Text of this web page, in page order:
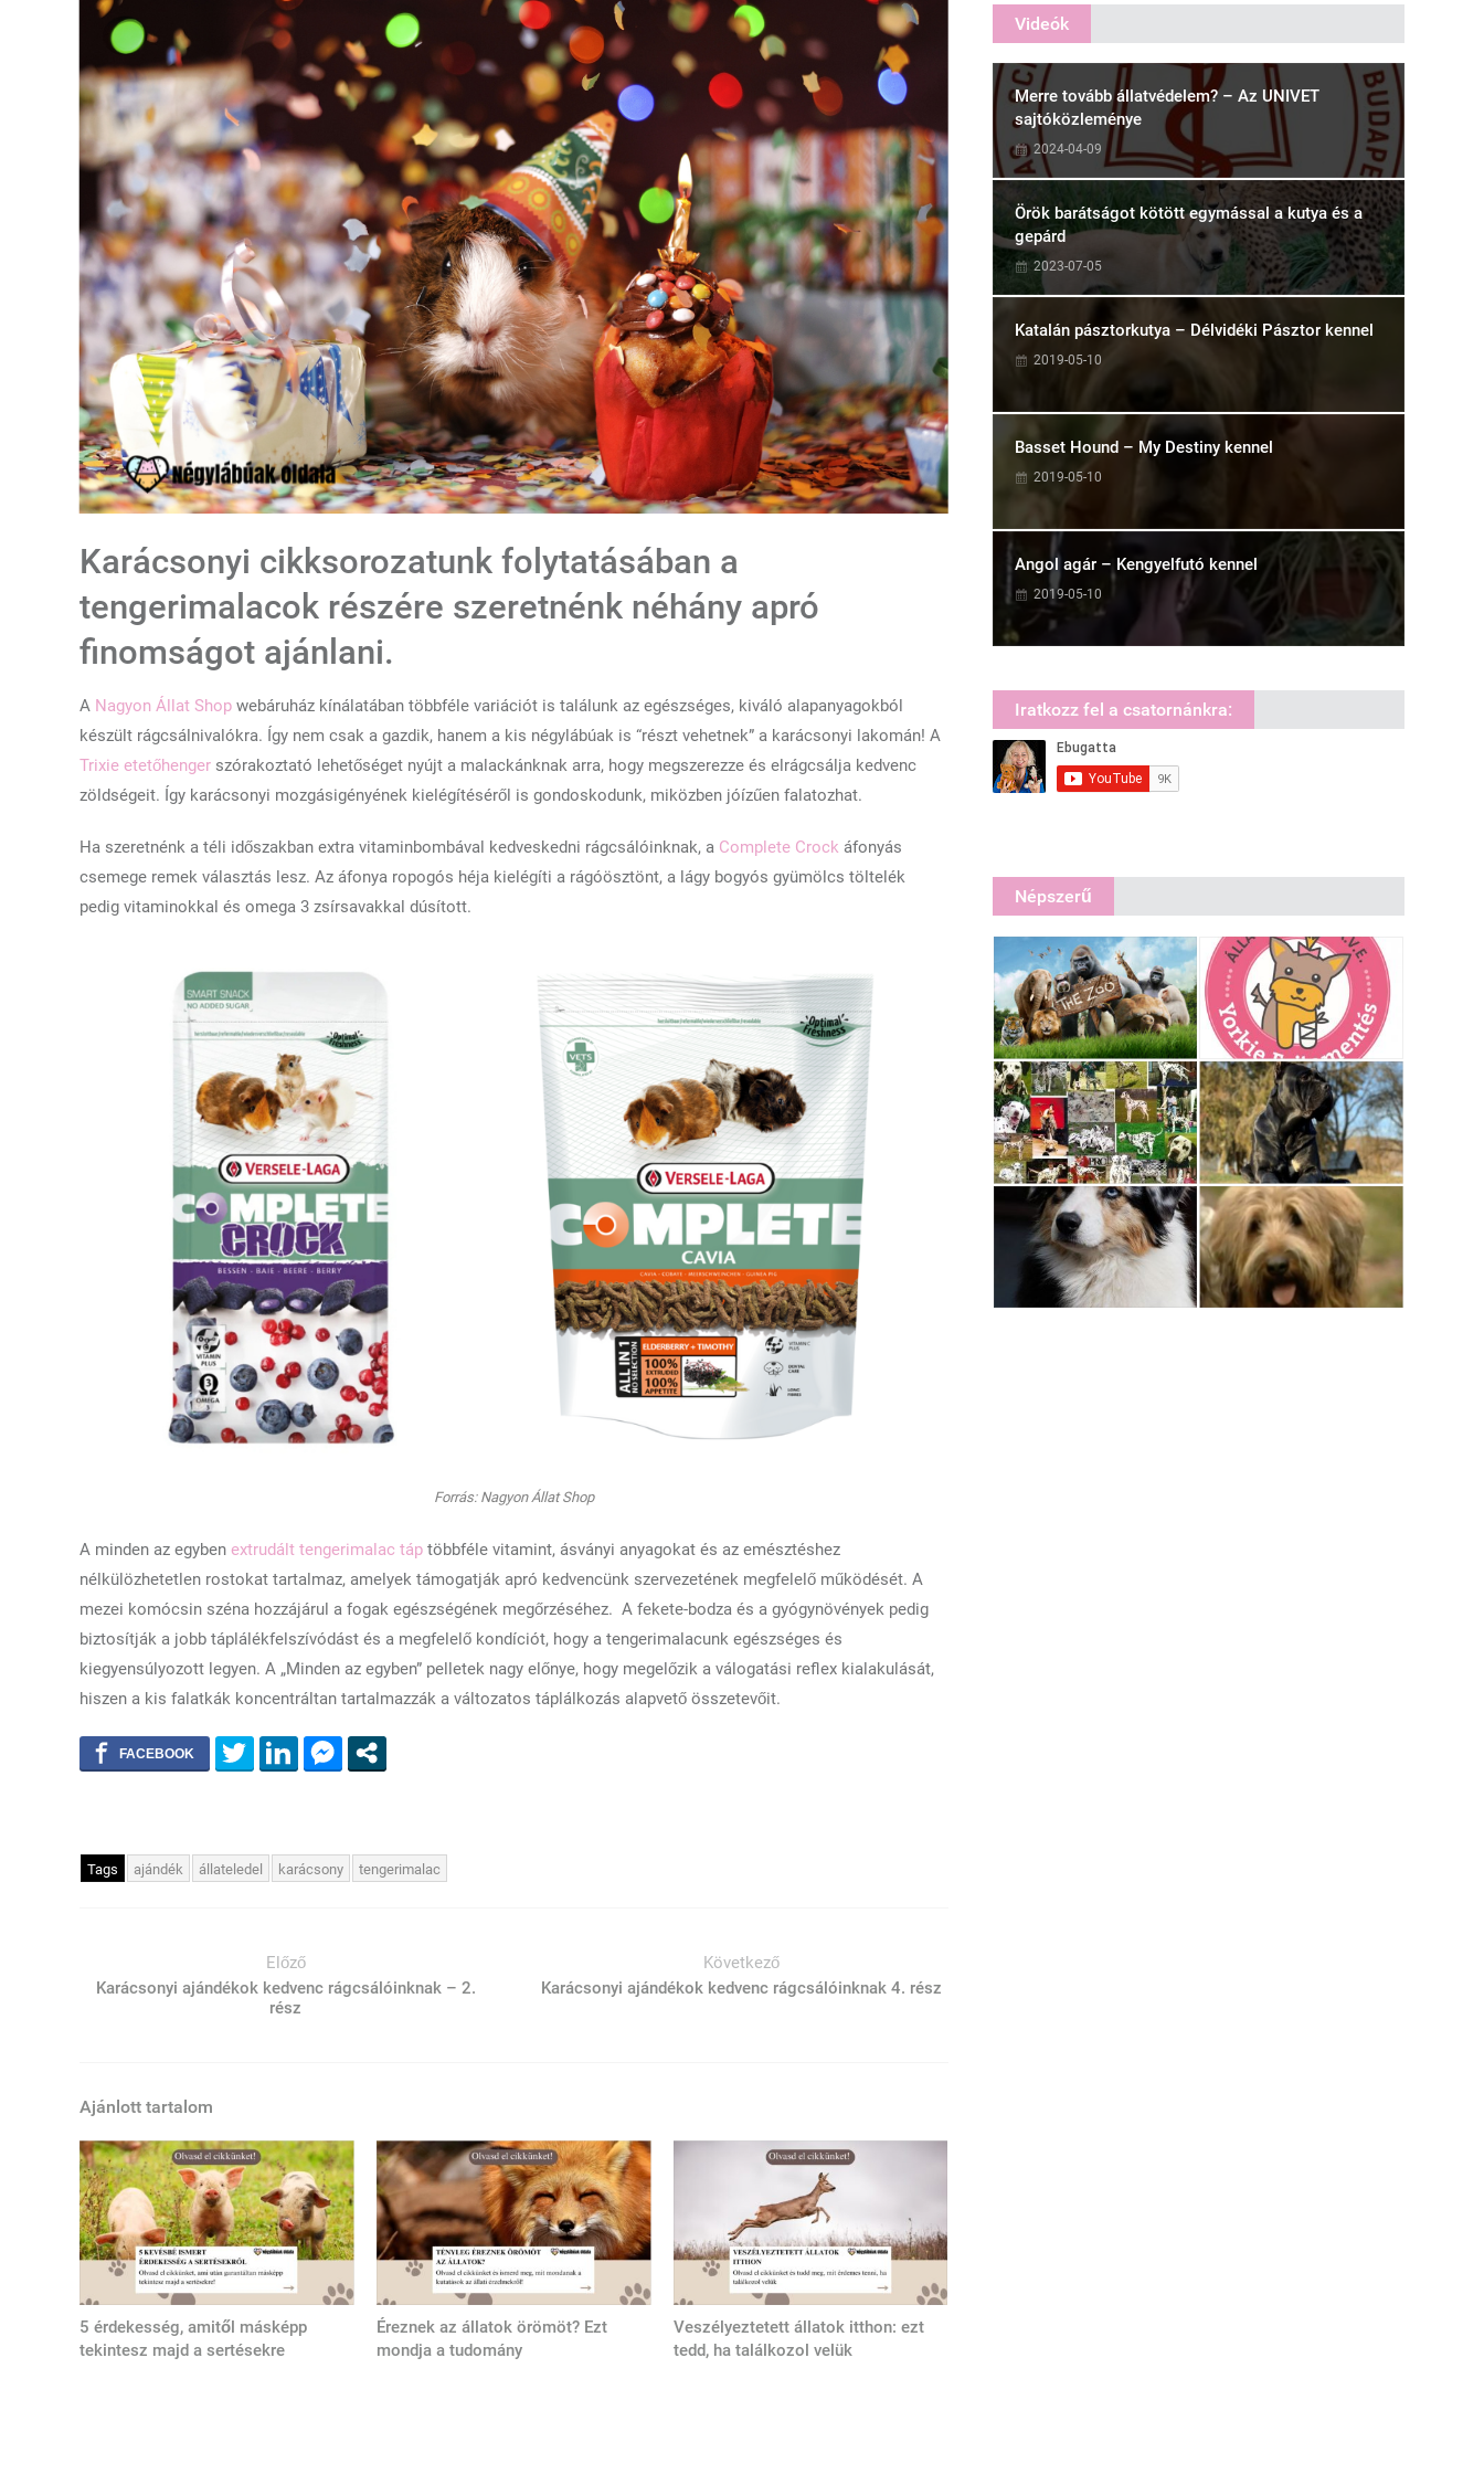
Karácsonyi cikksorozatunk folytatásában a
tengerimalacok részére szeretnénk néhány apró
finomságot ajánlani.
A Nagyon Állat Shop webáruház kínálatában többféle variációt is találunk az egészséges, kiváló alapanyagokból
készült rágcsálnivalókra. Így nem csak a gazdik, hanem a kis négylábúak is “részt vehetnek” a karácsonyi lakomán! A
Trixie etetőhenger szórakoztató lehetőséget nyújt a malackánknak arra, hogy megszerezze és elrágcsálja kedvenc
zöldségeit. Így karácsonyi mozgásigényének kielégítéséről is gondoskodunk, miközben jóízűen falatozhat.
Ha szeretnénk a téli időszakban extra vitaminbombával kedveskedni rágcsálóinknak, a Complete Crock áfonyás
csemege remek választás lesz. Az áfonya ropogós héja kielégíti a rágóösztönt, a lágy bogyós gyümölcs töltelék
pedig vitaminokkal és omega 3 zsírsavakkal dúsított.
Forrás: Nagyon Állat Shop
A minden az egyben extrudált tengerimalac táp többféle vitamint, ásványi anyagokat és az emésztéshez
nélkülözhetetlen rostokat tartalmaz, amelyek támogatják apró kedvencünk szervezetének megfelelő működését. A
mezei komócsin széna hozzájárul a fogak egészségének megőrzéséhez. A fekete-bodza és a gyógynövények pedig
biztosítják a jobb táplálékfelszívódást és a megfelelő kondíciót, hogy a tengerimalacunk egészséges és
kiegyensúlyozott legyen. A „Minden az egyben” pelletek nagy előnye, hogy megelőzik a válogatási reflex kialakulását,
hiszen a kis falatkák koncentráltan tartalmazzák a változatos táplálkozás alapvető összetevőit.
Tags ajándék állateledel karácsony tengerimalac
Előző
Karácsonyi ajándékok kedvenc rágcsálóinknak – 2.
rész
Következő
Karácsonyi ajándékok kedvenc rágcsálóinknak 4. rész
Ajánlott tartalom
5 érdekesség, amitől másképp
tekintesz majd a sertésekre
Éreznek az állatok örömöt? Ezt
mondja a tudomány
Veszélyeztetett állatok itthon: ezt
tedd, ha találkozol velük
Videók
Merre tovább állatvédelem? – Az UNIVET
sajtóközleménye
2024-04-09
Örök barátságot kötött egymással a kutya és a
gepárd
2023-07-05
Katalán pásztorkutya – Délvidéki Pásztor kennel
2019-05-10
Basset Hound – My Destiny kennel
2019-05-10
Angol agár – Kengyelfutó kennel
2019-05-10
Iratkozz fel a csatornánkra:
Népszerű